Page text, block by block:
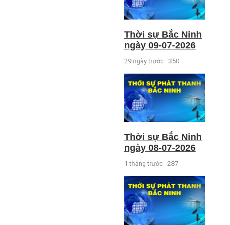
Thời sự Bắc Ninh
ngày 09-07-2026
29 ngày trước 350
Thời sự Bắc Ninh
ngày 08-07-2026
1 tháng trước 287